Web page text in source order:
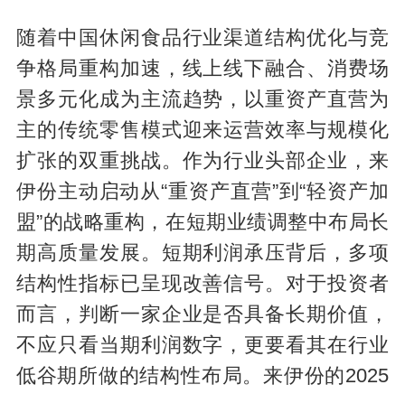
随着中国休闲食品行业渠道结构优化与竞
争格局重构加速，线上线下融合、消费场
景多元化成为主流趋势，以重资产直营为
主的传统零售模式迎来运营效率与规模化
扩张的双重挑战。作为行业头部企业，来
伊份主动启动从“重资产直营”到“轻资产加
盟”的战略重构，在短期业绩调整中布局长
期高质量发展。短期利润承压背后，多项
结构性指标已呈现改善信号。对于投资者
而言，判断一家企业是否具备长期价值，
不应只看当期利润数字，更要看其在行业
低谷期所做的结构性布局。来伊份的2025